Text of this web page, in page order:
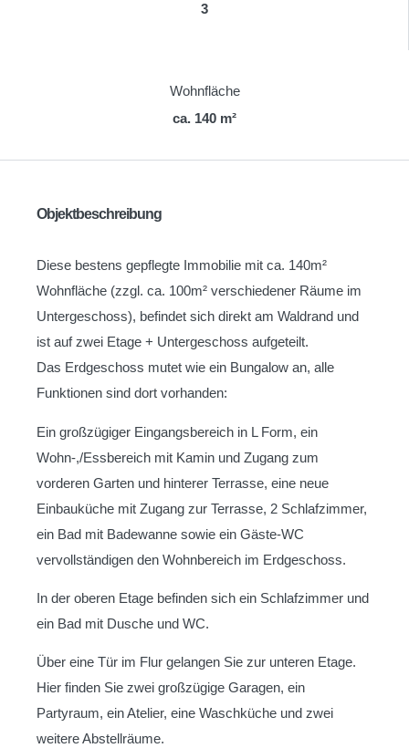
3
Wohnfläche
ca. 140 m²
Objektbeschreibung
Diese bestens gepflegte Immobilie mit ca. 140m²
Wohnfläche (zzgl. ca. 100m² verschiedener Räume im
Untergeschoss), befindet sich direkt am Waldrand und
ist auf zwei Etage + Untergeschoss aufgeteilt.
Das Erdgeschoss mutet wie ein Bungalow an, alle
Funktionen sind dort vorhanden:
Ein großzügiger Eingangsbereich in L Form, ein
Wohn-,/Essbereich mit Kamin und Zugang zum
vorderen Garten und hinterer Terrasse, eine neue
Einbauküche mit Zugang zur Terrasse, 2 Schlafzimmer,
ein Bad mit Badewanne sowie ein Gäste-WC
vervollständigen den Wohnbereich im Erdgeschoss.
In der oberen Etage befinden sich ein Schlafzimmer und
ein Bad mit Dusche und WC.
Über eine Tür im Flur gelangen Sie zur unteren Etage.
Hier finden Sie zwei großzügige Garagen, ein
Partyraum, ein Atelier, eine Waschküche und zwei
weitere Abstellräume.